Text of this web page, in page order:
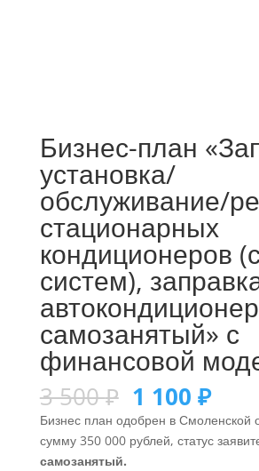
Бизнес-план
установка/
обслуживание/
стационарных
кондиционеров
систем),
самозанятый» с
финансовой
3 500₽ 1 100 ₽
Бизнес план одобрен в Смоленской
сумму 350 000 рублей, статус
самозанятый.